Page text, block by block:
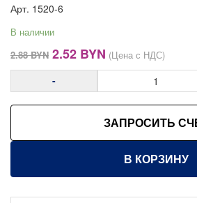
Перфорированные панели, подвесы
Хранение метизов и мелких деталей
Пластиковые лотки и ячейки
Пластиковые ящики Стелла-техник
Навесные и штабелируемые
(Финляндия)
Откидные короба Стелла-техник
Арт. 1520-6
В наличии
2.88BYN Первоначальная
цена
составляла
2.88 BYN.
2.52 BYN Текущая
цена:
2.52 BYN.
(Цена с НДС)
-
ЗАПРОСИТЬ
В КОРЗИНУ